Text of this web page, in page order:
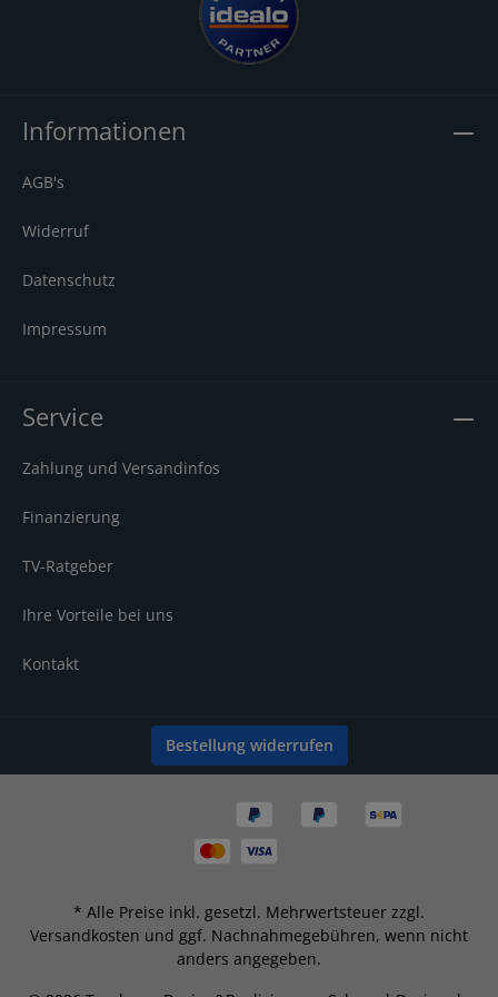
Informationen
AGB's
Widerruf
Datenschutz
Impressum
Service
Zahlung und Versandinfos
Finanzierung
TV-Ratgeber
Ihre Vorteile bei uns
Kontakt
Bestellung widerrufen
* Alle Preise inkl. gesetzl. Mehrwertsteuer zzgl.
Versandkosten und ggf. Nachnahmegebühren, wenn nicht
anders angegeben.